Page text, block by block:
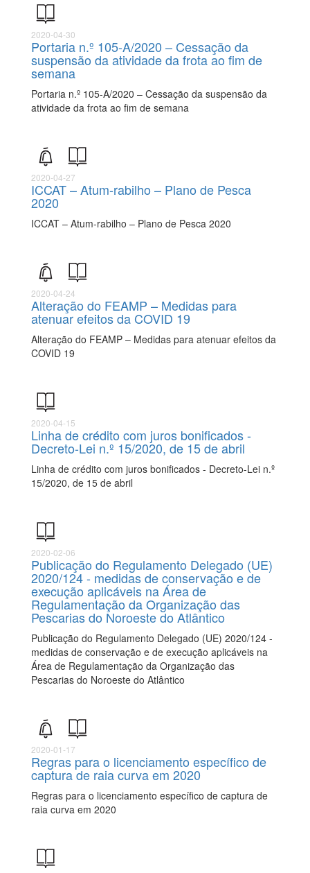
2020-04-30
Portaria n.º 105-A/2020 – Cessação da
suspensão da atividade da frota ao fim de
semana
Portaria n.º 105-A/2020 – Cessação da suspensão da
atividade da frota ao fim de semana
2020-04-27
ICCAT – Atum-rabilho – Plano de Pesca
2020
ICCAT – Atum-rabilho – Plano de Pesca 2020
2020-04-24
Alteração do FEAMP – Medidas para
atenuar efeitos da COVID 19
Alteração do FEAMP – Medidas para atenuar efeitos da
COVID 19
2020-04-15
Linha de crédito com juros bonificados -
Decreto-Lei n.º 15/2020, de 15 de abril
Linha de crédito com juros bonificados - Decreto-Lei n.º
15/2020, de 15 de abril
2020-02-06
Publicação do Regulamento Delegado (UE)
2020/124 - medidas de conservação e de
execução aplicáveis na Área de
Regulamentação da Organização das
Pescarias do Noroeste do Atlântico
Publicação do Regulamento Delegado (UE) 2020/124 -
medidas de conservação e de execução aplicáveis na
Área de Regulamentação da Organização das
Pescarias do Noroeste do Atlântico
2020-01-17
Regras para o licenciamento específico de
captura de raia curva em 2020
Regras para o licenciamento específico de captura de
raia curva em 2020